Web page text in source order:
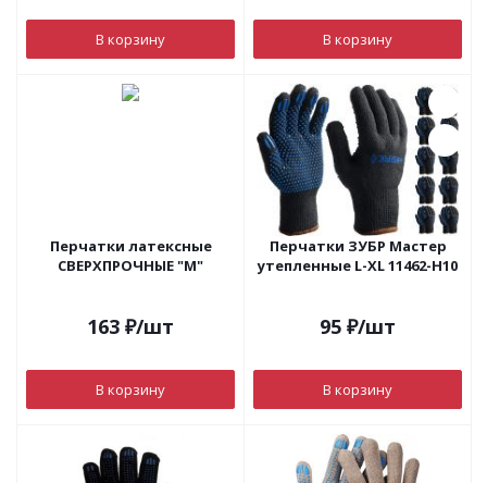
В корзину В корзину
Перчатки латексные
СВЕРХПРОЧНЫЕ "М"
163 ₽/шт
В корзину
Перчатки ЗУБР Мастер
утепленные L-XL 11462-H10
95 ₽/шт
В корзину